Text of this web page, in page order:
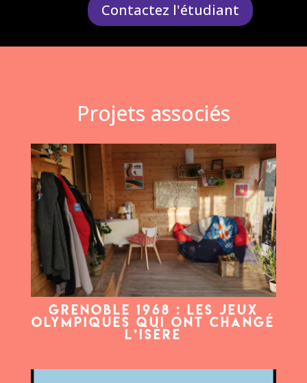
Contactez l'étudiant
Projets associés
Grenoble 1968 : les Jeux
Olympiques qui ont changé
l’Isère